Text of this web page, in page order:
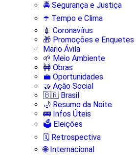
🚔 Segurança e Justiça
☂️ Tempo e Clima
💉 Coronavírus
🎁 Promoções e Enquetes
Mario Ávila
🌱 Meio Ambiente
🚧 Obras
💼 Oportunidades
🤝 Ação Social
🇧🇷 Brasil
🌙 Resumo da Noite
🚌 Infos Úteis
🗳️ Eleições
🗓️ Retrospectiva
🌐 Internacional